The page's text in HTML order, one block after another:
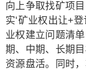
向上争取找矿项
实‘矿业权出让+
业权建立问题清
期、中期、长期
资源盘活。同时